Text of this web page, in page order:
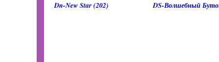
Dn-New Star (202) DS-Волшебный